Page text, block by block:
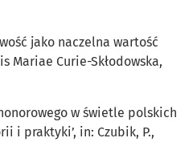
jako naczelna wartość
Mariae Curie-Skłodowska,
w świetle polskich
i praktyki’, in: Czubik, P.,